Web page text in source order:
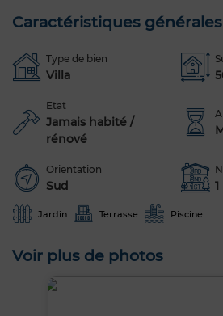
Caractéristiques générales
Type de bien
Villa
Etat
Jamais habité /
rénové
Orientation
Sud 1
Jardin Terrasse Piscine
Voir plus de photos